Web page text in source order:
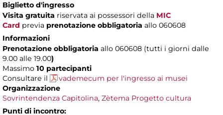
Biglietto d'ingresso
Visita gratuita riservata ai possessori della MIC
Card previa prenotazione obbligatoria allo 060608
Informazioni
Prenotazione obbligatoria allo 060608 (tutti i giorni dalle
9.00 alle 19.00)
Massimo 10 partecipanti
Consultare il
vademecum per l'ingresso ai musei
Organizzazione
Sovrintendenza Capitolina, Zètema Progetto cultura
Punti di incontro: